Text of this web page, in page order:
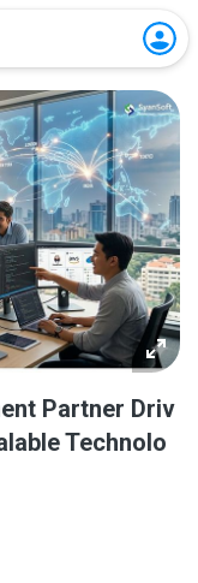
Partner Driv
Technolo